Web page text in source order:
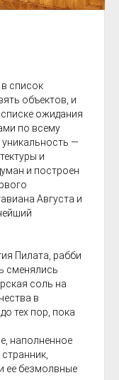
список
объектов, и
ожидания
по всему
—
и
и построен
Августа и
Пилата, рабби
сменялись
соль на
в
тех пор, пока
наполненное
её безмолвные